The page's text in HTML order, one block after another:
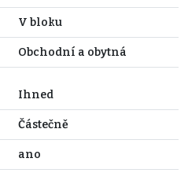
V bloku
Obchodní a obytná
Ihned
Částečně
ano